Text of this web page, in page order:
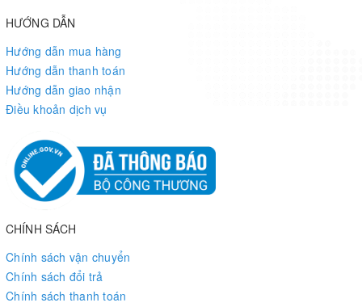
HƯỚNG DẪN
Hướng dẫn mua hàng
Hướng dẫn thanh toán
Hướng dẫn giao nhận
Điều khoản dịch vụ
CHÍNH SÁCH
Chính sách vận chuyển
Chính sách đổi trả
Chính sách thanh toán